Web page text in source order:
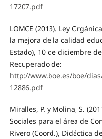
17207.pdf
LOMCE (2013). Ley
la mejora de la calidad
Estado), 10 de diciembre
Recuperado de:
http://www.boe.es/boe/
12886.pdf
Miralles, P. y Molina, S.
Sociales para el área de
Rivero (Coord.), Didáctica